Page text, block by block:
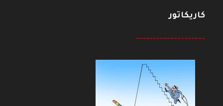
كاريكاتور
--------------------